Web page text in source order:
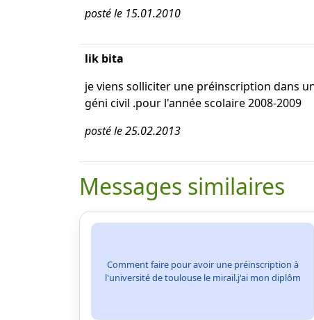
posté le 15.01.2010
lik bita
je viens solliciter une préinscription dans
géni civil .pour l'année scolaire 2008-2009
posté le 25.02.2013
Messages similaires
Comment faire pour avoir une préinscription à
l'université de toulouse le mirail.j'ai mon diplôm